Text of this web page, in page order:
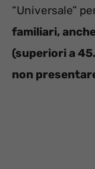
“Universale”
familiari,
(superiori a
non